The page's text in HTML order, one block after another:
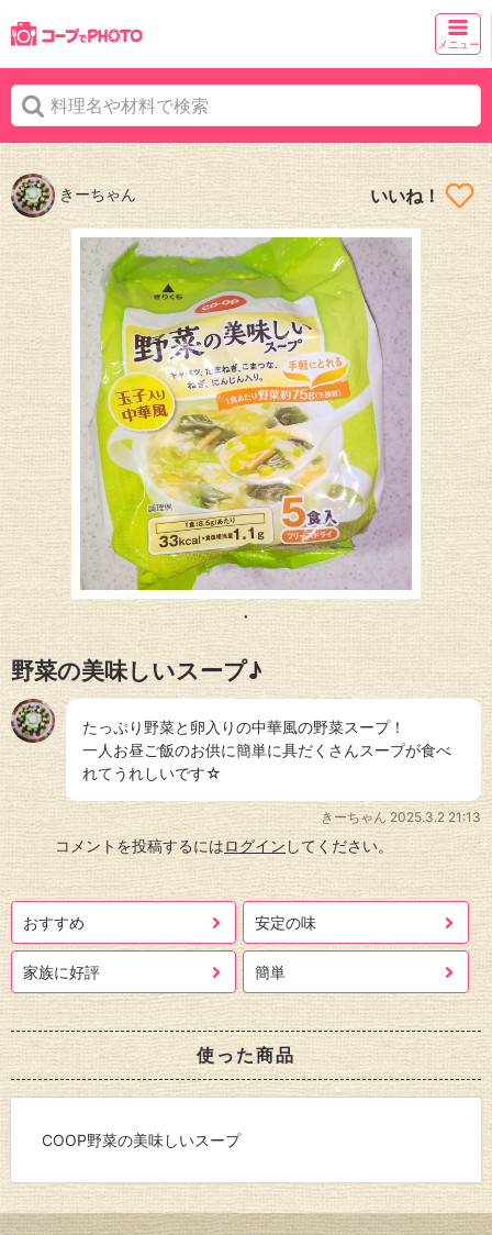
メニュー
きーちゃん いいね！
野菜の美味しいスープ♪
たっぷり野菜と卵入りの中華風の野菜スープ！
一人お昼ご飯のお供に簡単に具だくさんスープが食べ
れてうれしいです☆
きーちゃん 2025.3.2 21:13
コメントを投稿するにはログインしてください。
おすすめ 安定の味
家族に好評 簡単
使った商品
COOP野菜の美味しいスープ